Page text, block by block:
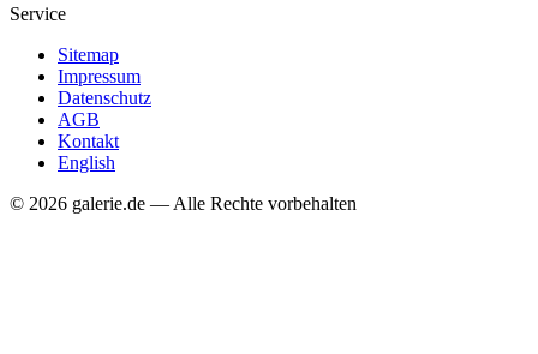
Service
Sitemap
Impressum
Datenschutz
AGB
Kontakt
English
© 2026 galerie.de — Alle Rechte vorbehalten